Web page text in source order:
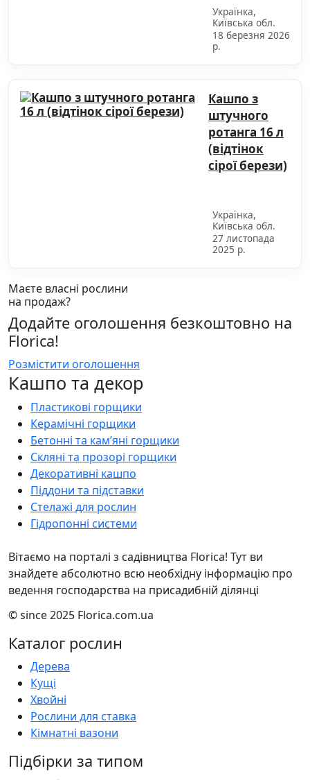
Українка,
Київська обл.
18 березня 2026
р.
Кашпо з
штучного
ротанга 16 л
(відтінок
сірої берези)
Українка,
Київська обл.
27 листопада
2025 р.
Маєте власні рослини
на продаж?
Додайте оголошення безкоштовно на
Florica!
Розмістити оголошення
Кашпо та декор
Пластикові горщики
Керамічні горщики
Бетонні та камʼяні горщики
Скляні та прозорі горщики
Декоративні кашпо
Піддони та підставки
Стелажі для рослин
Гідропонні системи
Вітаємо на порталі з садівництва Florica! Тут ви
знайдете абсолютно всю необхідну інформацію про
ведення господарства на присадибній ділянці
© since 2025 Florica.com.ua
Каталог рослин
Дерева
Кущі
Хвойні
Рослини для ставка
Кімнатні вазони
Підбірки за типом